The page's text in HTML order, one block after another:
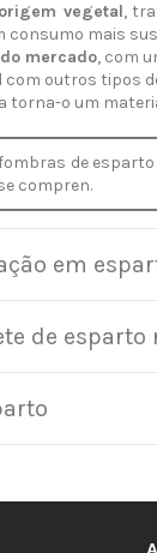
vegetal,
consumo mais
mercado, com
com outros tipos
torna-o um
de esparto
compren.
em
de esparto